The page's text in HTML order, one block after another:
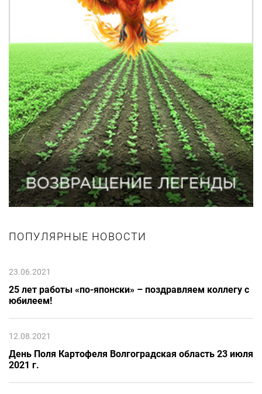
ПОПУЛЯРНЫЕ НОВОСТИ
23.06.2021
25 лет работы «по-японски» – поздравляем коллегу с
юбилеем!
12.08.2021
День Поля Картофеля Волгоградская область 23 июля
2021 г.